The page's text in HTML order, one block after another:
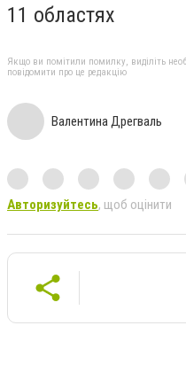
11 областях
Якщо ви помітили помилку, виділіть
повідомити про це редакцію
Валентина Дрегваль
Авторизуйтесь, щоб оцінити